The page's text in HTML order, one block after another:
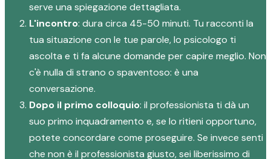
serve una spiegazione dettagliata.
L'incontro: dura circa 45-50 minuti. Tu racconti la
tua situazione con le tue parole, lo psicologo ti
ascolta e ti fa alcune domande per capire meglio. Non
c'è nulla di strano o spaventoso: è una
conversazione.
Dopo il primo colloquio: il professionista ti dà un
suo primo inquadramento e, se lo ritieni opportuno,
potete concordare come proseguire. Se invece senti
che non è il professionista giusto, sei liberissimo di